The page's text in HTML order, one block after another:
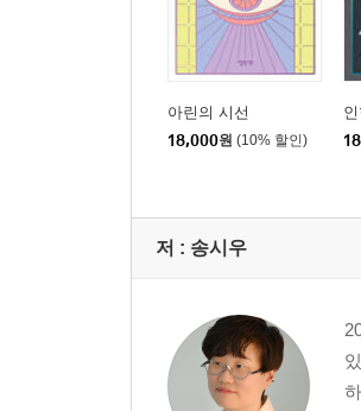
아린의 시선
18,000원 (10% 할인)
저 : 송시우